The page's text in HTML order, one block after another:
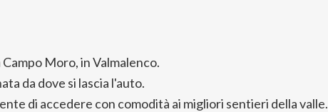
Moro, in Valmalenco.
da dove si lascia l'auto.
di accedere con comodità ai migliori sentieri della valle.